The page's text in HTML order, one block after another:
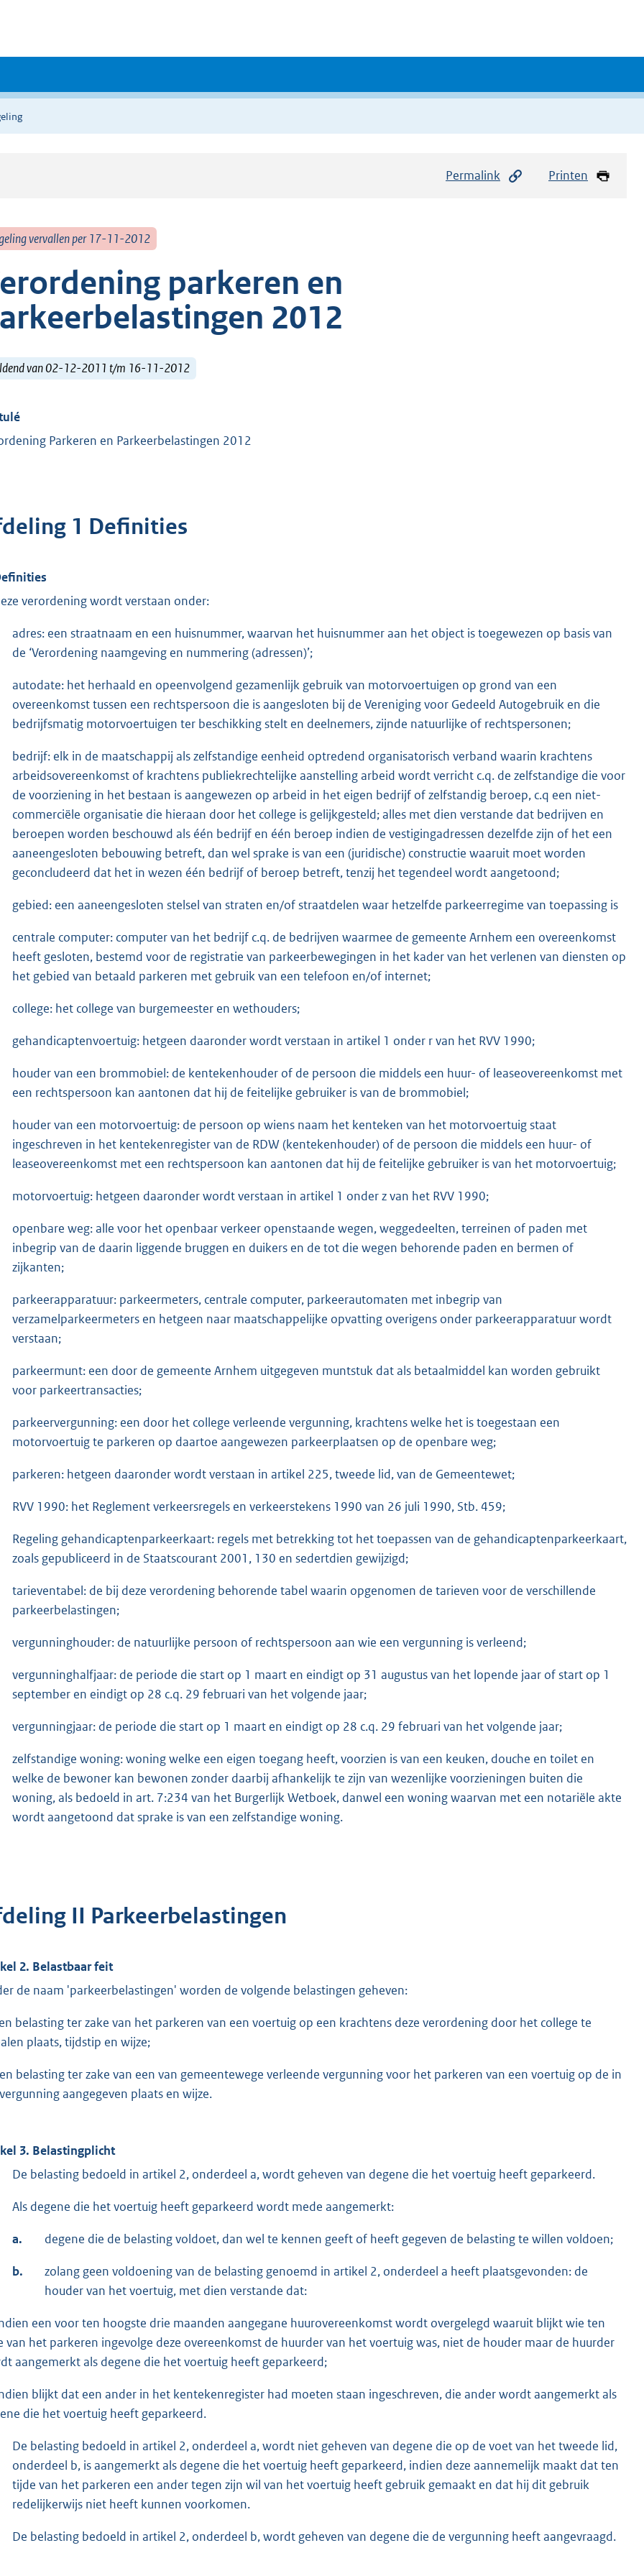
Permalink Printen
vervallen per 17-11-2012
parkeren en
2012
van 02-12-2011 t/m 16-11-2012
Parkeren en Parkeerbelastingen 2012
1 Definities
verordening wordt verstaan onder:
adres: een straatnaam en een huisnummer, waarvan het huisnummer aan het object is toegewezen op basis van
de ‘Verordening naamgeving en nummering (adressen)’;
autodate: het herhaald en opeenvolgend gezamenlijk gebruik van motorvoertuigen op grond van een
overeenkomst tussen een rechtspersoon die is aangesloten bij de Vereniging voor Gedeeld Autogebruik en die
bedrijfsmatig motorvoertuigen ter beschikking stelt en deelnemers, zijnde natuurlijke of rechtspersonen;
bedrijf: elk in de maatschappij als zelfstandige eenheid optredend organisatorisch verband waarin krachtens
arbeidsovereenkomst of krachtens publiekrechtelijke aanstelling arbeid wordt verricht c.q. de zelfstandige die voor
de voorziening in het bestaan is aangewezen op arbeid in het eigen bedrijf of zelfstandig beroep, c.q een niet-
commerciële organisatie die hieraan door het college is gelijkgesteld; alles met dien verstande dat bedrijven en
beroepen worden beschouwd als één bedrijf en één beroep indien de vestigingadressen dezelfde zijn of het een
aaneengesloten bebouwing betreft, dan wel sprake is van een (juridische) constructie waaruit moet worden
geconcludeerd dat het in wezen één bedrijf of beroep betreft, tenzij het tegendeel wordt aangetoond;
gebied: een aaneengesloten stelsel van straten en/of straatdelen waar hetzelfde parkeerregime van toepassing is
centrale computer: computer van het bedrijf c.q. de bedrijven waarmee de gemeente Arnhem een overeenkomst
heeft gesloten, bestemd voor de registratie van parkeerbewegingen in het kader van het verlenen van diensten op
het gebied van betaald parkeren met gebruik van een telefoon en/of internet;
college: het college van burgemeester en wethouders;
gehandicaptenvoertuig: hetgeen daaronder wordt verstaan in artikel 1 onder r van het RVV 1990;
houder van een brommobiel: de kentekenhouder of de persoon die middels een huur- of leaseovereenkomst met
een rechtspersoon kan aantonen dat hij de feitelijke gebruiker is van de brommobiel;
houder van een motorvoertuig: de persoon op wiens naam het kenteken van het motorvoertuig staat
ingeschreven in het kentekenregister van de RDW (kentekenhouder) of de persoon die middels een huur- of
leaseovereenkomst met een rechtspersoon kan aantonen dat hij de feitelijke gebruiker is van het motorvoertuig;
motorvoertuig: hetgeen daaronder wordt verstaan in artikel 1 onder z van het RVV 1990;
openbare weg: alle voor het openbaar verkeer openstaande wegen, weggedeelten, terreinen of paden met
inbegrip van de daarin liggende bruggen en duikers en de tot die wegen behorende paden en bermen of
zijkanten;
parkeerapparatuur: parkeermeters, centrale computer, parkeerautomaten met inbegrip van
verzamelparkeermeters en hetgeen naar maatschappelijke opvatting overigens onder parkeerapparatuur wordt
verstaan;
parkeermunt: een door de gemeente Arnhem uitgegeven muntstuk dat als betaalmiddel kan worden gebruikt
voor parkeertransacties;
parkeervergunning: een door het college verleende vergunning, krachtens welke het is toegestaan een
motorvoertuig te parkeren op daartoe aangewezen parkeerplaatsen op de openbare weg;
parkeren: hetgeen daaronder wordt verstaan in artikel 225, tweede lid, van de Gemeentewet;
RVV 1990: het Reglement verkeersregels en verkeerstekens 1990 van 26 juli 1990, Stb. 459;
Regeling gehandicaptenparkeerkaart: regels met betrekking tot het toepassen van de gehandicaptenparkeerkaart,
zoals gepubliceerd in de Staatscourant 2001, 130 en sedertdien gewijzigd;
tarieventabel: de bij deze verordening behorende tabel waarin opgenomen de tarieven voor de verschillende
parkeerbelastingen;
vergunninghouder: de natuurlijke persoon of rechtspersoon aan wie een vergunning is verleend;
vergunninghalfjaar: de periode die start op 1 maart en eindigt op 31 augustus van het lopende jaar of start op 1
september en eindigt op 28 c.q. 29 februari van het volgende jaar;
vergunningjaar: de periode die start op 1 maart en eindigt op 28 c.q. 29 februari van het volgende jaar;
zelfstandige woning: woning welke een eigen toegang heeft, voorzien is van een keuken, douche en toilet en
welke de bewoner kan bewonen zonder daarbij afhankelijk te zijn van wezenlijke voorzieningen buiten die
woning, als bedoeld in art. 7:234 van het Burgerlijk Wetboek, danwel een woning waarvan met een notariële akte
wordt aangetoond dat sprake is van een zelfstandige woning.
II Parkeerbelastingen
2. Belastbaar feit
de naam 'parkeerbelastingen' worden de volgende belastingen geheven:
belasting ter zake van het parkeren van een voertuig op een krachtens deze verordening door het college te
plaats, tijdstip en wijze;
belasting ter zake van een van gemeentewege verleende vergunning voor het parkeren van een voertuig op de in
aangegeven plaats en wijze.
3. Belastingplicht
De belasting bedoeld in artikel 2, onderdeel a, wordt geheven van degene die het voertuig heeft geparkeerd.
Als degene die het voertuig heeft geparkeerd wordt mede aangemerkt:
a. degene die de belasting voldoet, dan wel te kennen geeft of heeft gegeven de belasting te willen voldoen;
b.
zolang geen voldoening van de belasting genoemd in artikel 2, onderdeel a heeft plaatsgevonden: de
houder van het voertuig, met dien verstande dat:
een voor ten hoogste drie maanden aangegane huurovereenkomst wordt overgelegd waaruit blijkt wie ten
van het parkeren ingevolge deze overeenkomst de huurder van het voertuig was, niet de houder maar de huurder
aangemerkt als degene die het voertuig heeft geparkeerd;
blijkt dat een ander in het kentekenregister had moeten staan ingeschreven, die ander wordt aangemerkt als
die het voertuig heeft geparkeerd.
De belasting bedoeld in artikel 2, onderdeel a, wordt niet geheven van degene die op de voet van het tweede lid,
onderdeel b, is aangemerkt als degene die het voertuig heeft geparkeerd, indien deze aannemelijk maakt dat ten
tijde van het parkeren een ander tegen zijn wil van het voertuig heeft gebruik gemaakt en dat hij dit gebruik
redelijkerwijs niet heeft kunnen voorkomen.
De belasting bedoeld in artikel 2, onderdeel b, wordt geheven van degene die de vergunning heeft aangevraagd.